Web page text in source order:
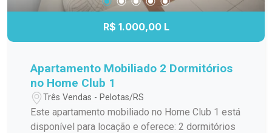
R$ 1.000,00 L
Apartamento Mobiliado 2 Dormitórios
no Home Club 1
Três Vendas - Pelotas/RS
Este apartamento mobiliado no Home Club 1 está
disponível para locação e oferece: 2 dormitórios